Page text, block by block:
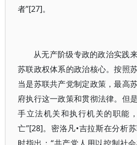
者”[27]。
从无产阶级专政的政治实践
苏联政权体系的政治核心。按照
当是苏联共产党制定政策，最高
府执行这一政策和贯彻法律。但
手立法机关和执行机关的职能
亡”[28]。密洛凡•吉拉斯在分析